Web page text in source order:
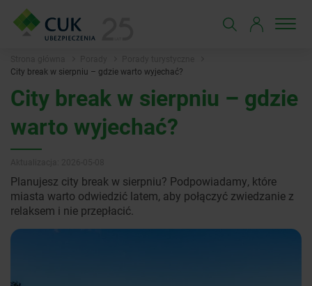
City break w sierpniu – gdzie warto wyjechać?
City break w sierpniu – gdzie
warto wyjechać?
Planujesz city break w sierpniu? Podpowiadamy, które
miasta warto odwiedzić latem, aby połączyć zwiedzanie z
relaksem i nie przepłacić.